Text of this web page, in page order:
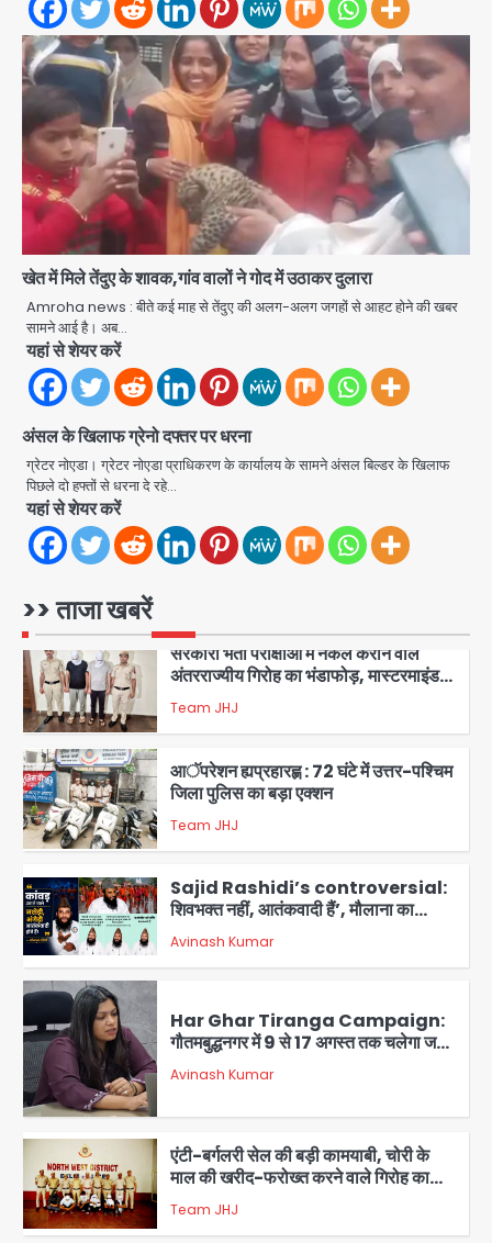
खेत में मिले तेंदुए के शावक,गांव वालों ने गोद में उठाकर दुलारा
Amroha news : बीते कई माह से तेंदुए की अलग-अलग जगहों से आहट होने की खबर
सामने आई है। अब…
यहां से शेयर करें
अंसल के खिलाफ ग्रेनो दफ्तर पर धरना
ग्रेटर नोएडा। ग्रेटर नोएडा प्राधिकरण के कार्यालय के सामने अंसल बिल्डर के खिलाफ
पिछले दो हफ्तों से धरना दे रहे…
यहां से शेयर करें
>> ताजा खबरें
4
आॅपरेशन ह्यप्रहारह्ण : 72 घंटे में उत्तर-पश्चिम
जिला पुलिस का बड़ा एक्शन
Team JHJ
5
Sajid Rashidi’s controversial:
शिवभक्त नहीं, आतंकवादी हैं’, मौलाना का
कांवड़ियों पर विवादित बयान, BJP विधायक ने
कराई FIR, NSA की मांग
Avinash Kumar
Har Ghar Tiranga Campaign:
गौतमबुद्धनगर में 9 से 17 अगस्त तक चलेगा जन-
जागरूकता महाअभियान, डीएम ने की समीक्षा
Avinash Kumar
2
एंटी-बर्गलरी सेल की बड़ी कामयाबी, चोरी के
माल की खरीद-फरोख्त करने वाले गिरोह का
भंडाफोड़
Team JHJ
सरकारी भर्ती परीक्षाओं में नकल कराने वाले
अंतरराज्यीय गिरोह का भंडाफोड़, मास्टरमाइंड
समेत 7 गिरफ्तार
4
आॅपरेशन ह्यप्रहारह्ण : 72 घंटे में उत्तर-पश्चिम
जिला पुलिस का बड़ा एक्शन
5
शिवभक्त नहीं, आतंकवादी हैं’, मौलाना का
कांवड़ियों पर विवादित बयान, BJP विधायक ने
कराई FIR, NSA की मांग
Avinash Kumar
1
Har Ghar Tiranga Campaign:
गौतमबुद्धनगर में 9 से 17 अगस्त तक चलेगा जन-
जागरूकता महाअभियान, डीएम ने की समीक्षा
बैठक
Avinash Kumar
2
एंटी-बर्गलरी सेल की बड़ी कामयाबी, चोरी के
माल की खरीद-फरोख्त करने वाले गिरोह का
भंडाफोड़
Team JHJ
3
अंतरराज्यीय गिरोह का भंडाफोड़, मास्टरमाइंड
समेत 7 गिरफ्तार